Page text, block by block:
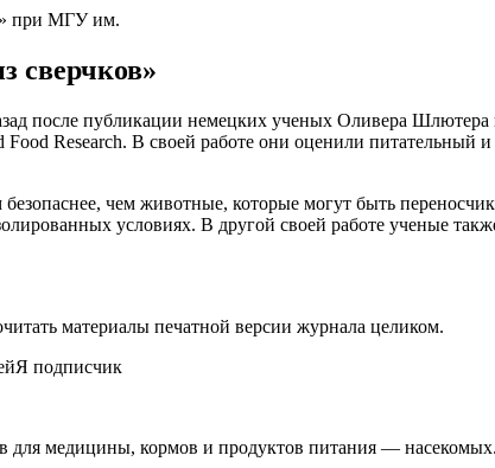
при МГУ им.
сверчков»
после публикации немецких ученых Оливера
Research. В своей работе они оценили питательный
чем животные, которые могут быть
условиях. В другой своей работе ученые
материалы печатной версии журнала целиком.
подписчик
для медицины, кормов и продуктов питания — насекомых.